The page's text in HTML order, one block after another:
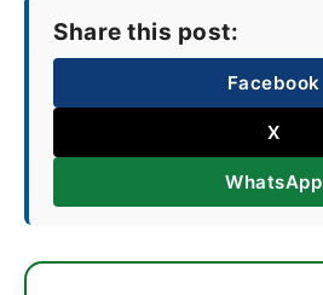
Share this post:
Facebook
X
WhatsApp